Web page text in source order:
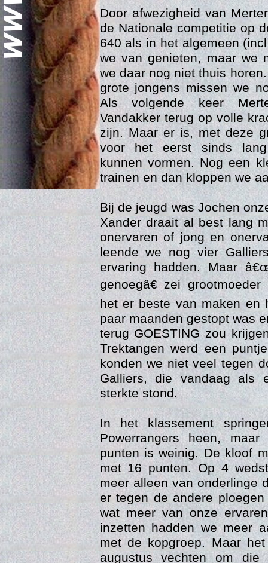
Door afwezigheid van
de Nationale competitie op
640 als in het algemeen
we van genieten, maar we
we daar nog niet thuis
grote jongens missen we
Als volgende keer
Vandakker terug op volle
zijn. Maar er is, met deze
voor het eerst sinds
kunnen vormen. Nog een
trainen en dan kloppen we
Bij de jeugd was Jochen
Xander draait al best lang
onervaren of jong en
leende we nog vier
ervaring hadden. Maar
genoegâ€ zei
het er beste van maken en
paar maanden gestopt was
terug GOESTING zou
Trektangen werd een
konden we niet veel tegen
Galliers, die vandaag als
sterkte stond.
In het klassement
Powerrangers heen,
punten is weinig. De kloof
met 16 punten. Op 4
meer alleen van onderlinge
er tegen de andere
wat meer van onze
inzetten hadden we meer
met de kopgroep. Maar
augustus vechten om